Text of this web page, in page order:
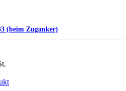
(beim Zuganker)